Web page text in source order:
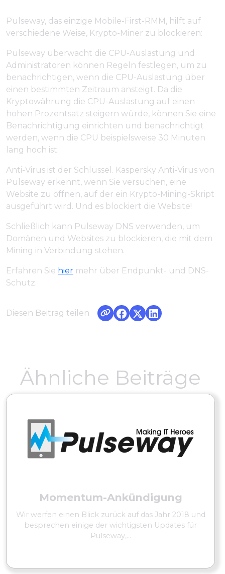
Pulseway, das einzige Mobile-First-RMM, hilft auf
verschiedene Weise, Krypto-Miner zu blockieren:
Pulseway überwacht die CPU-Auslastung und
Administratoren können Regeln festlegen, um zu
benachrichtigen, wenn die CPU-Auslastung über
einen bestimmten Zeitraum ansteigt. Da die
Kryptowährung die CPU-Auslastung auf einen
hohen Prozentsatz steigern würde, können Sie eine
Benachrichtigung einrichten und benachrichtigt
werden, wenn die CPU beispielsweise 30 Minuten
lang hoch ist.
Anti-Virus ist der Schlüssel. Kaspersky Anti-Virus von
Pulseway erkennt, wenn Sie versuchen, eine
Website zu öffnen, auf der ein Krypto-Mining-Skript
ausgeführt wird. Und es blockiert die Website!
Schließlich kann Pulseway DNS verwenden, um
Domänen und Websites zu blockieren, die mit dem
Mining in Verbindung stehen.
Erfahren Sie hier mehr über Endpunkt- und DNS-
Schutz.
Diesen Beitrag teilen
Ähnliche Beiträge
Momentum-Ankündigung
Wir werfen einen Blick zurück auf das Jahr 2018 und
besprechen einige der wichtigsten Updates für
Pulseway,...